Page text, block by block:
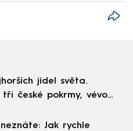
jídel světa.
české pokrmy, vévodí
Jak rychle